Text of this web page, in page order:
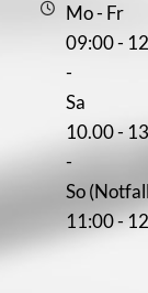
Mo - Fr
09:00 -
-
Sa
10.00 -
-
So
11:00 -